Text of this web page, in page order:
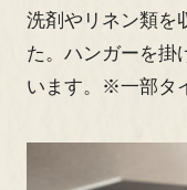
洗剤やリネン類を
た。ハンガーを掛
います。
※一部タ